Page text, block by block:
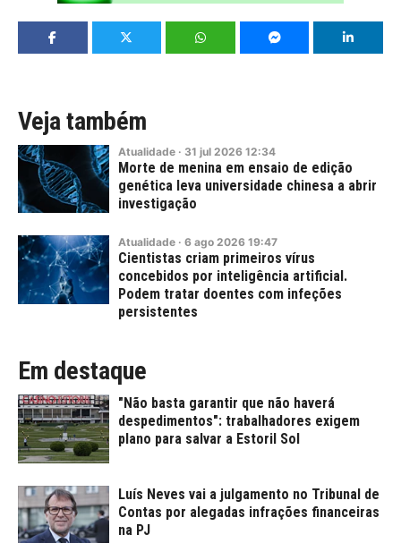
Veja também
Atualidade · 31 jul 2026 12:34
Morte de menina em ensaio de edição
genética leva universidade chinesa a abrir
investigação
Atualidade · 6 ago 2026 19:47
Cientistas criam primeiros vírus
concebidos por inteligência artificial.
Podem tratar doentes com infeções
persistentes
Em destaque
"Não basta garantir que não haverá
despedimentos": trabalhadores exigem
plano para salvar a Estoril Sol
Luís Neves vai a julgamento no Tribunal de
Contas por alegadas infrações financeiras
na PJ